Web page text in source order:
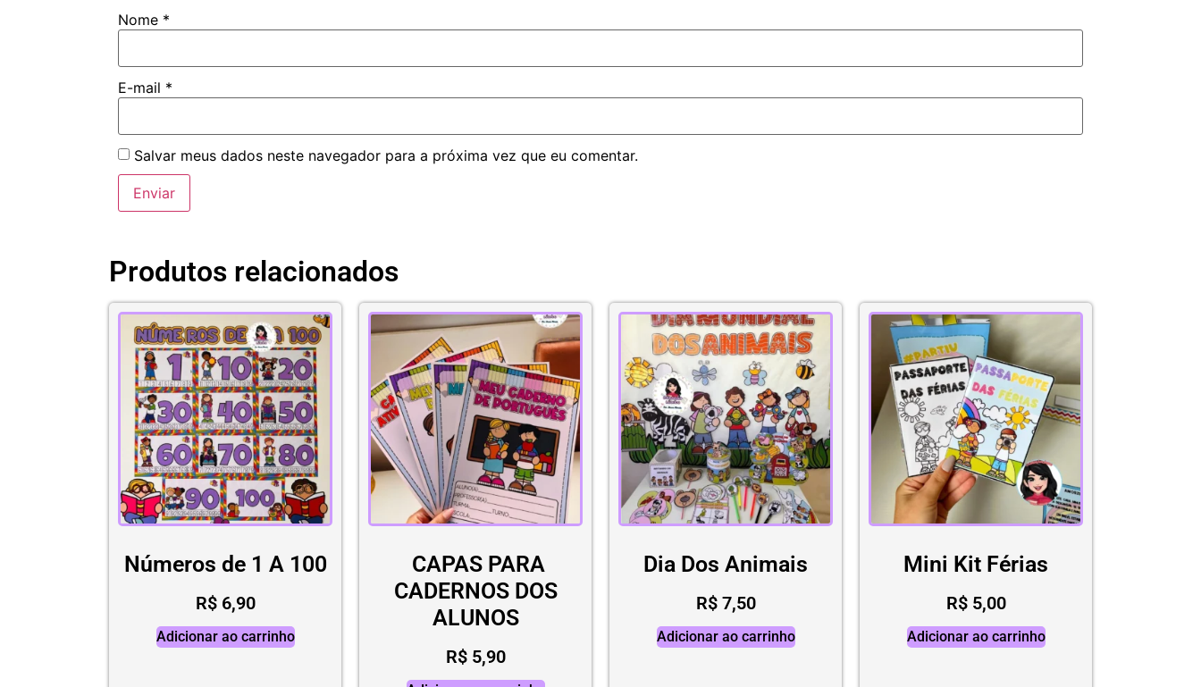
Nome *
E-mail *
Salvar meus dados neste navegador para a próxima vez que eu comentar.
Produtos relacionados
Números de 1 A 100
R$6,90
Adicionar ao carrinho
CAPAS PARA
CADERNOS DOS
ALUNOS
R$5,90
Dia Dos Animais
R$7,50
Adicionar ao carrinho
Mini Kit Férias
R$5,00
Adicionar ao carrinho